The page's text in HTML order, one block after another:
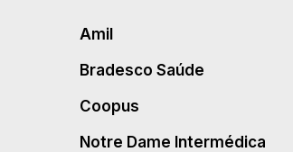
Amil
Bradesco Saúde
Coopus
Notre Dame Intermédica